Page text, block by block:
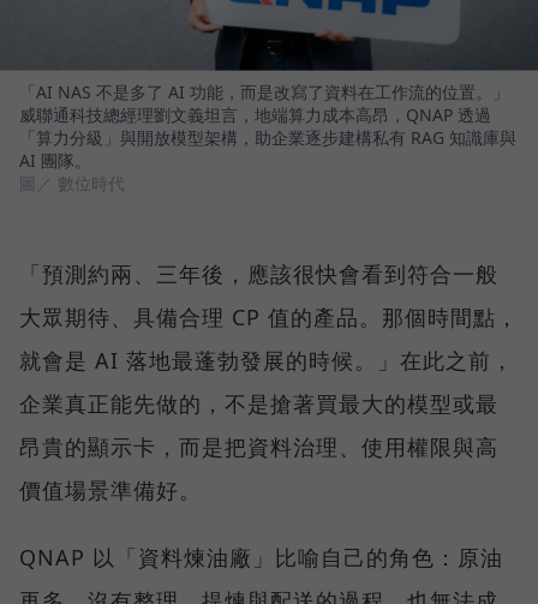
「AI NAS 不是多了 AI 功能，而是改寫了資料在工作流的位置。」
威聯通科技總經理劉文義坦言，地端算力成本高昂，QNAP 透過
「算力分級」與開放模型架構，助企業逐步建構私有 RAG 知識庫與
AI 團隊。
圖／ 數位時代
「預測約兩、三年後，應該很快會看到符合一般
大眾期待、具備合理 CP 值的產品。那個時間點，
就會是 AI 落地最蓬勃發展的時候。」在此之前，
企業真正能先做的，不是搶著買最大的模型或最
昂貴的顯示卡，而是把資料治理、使用權限與高
價值場景準備好。
QNAP 以「資料煉油廠」比喻自己的角色：原油